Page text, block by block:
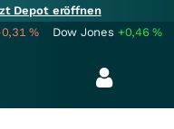
Depot eröffnen
% Dow Jones +0,46%